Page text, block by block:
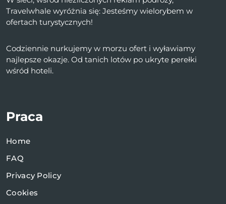
Travelwhale wyróżnia się: Jesteśmy wielorybem w
ofertach turystycznych!
Codziennie nurkujemy w morzu ofert i wyławiamy
najlepsze okazje. Od tanich lotów po ukryte perełki
wśród hoteli.
Praca
Home
FAQ
Privacy Policy
Cookies